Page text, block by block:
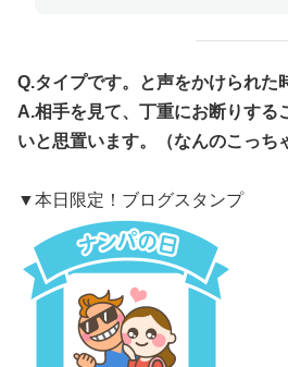
Q.タイプです。と声をかけられた
A.相手を見て、丁重にお断りする
いと思置います。（なんのこっち
▼本日限定！ブログスタンプ